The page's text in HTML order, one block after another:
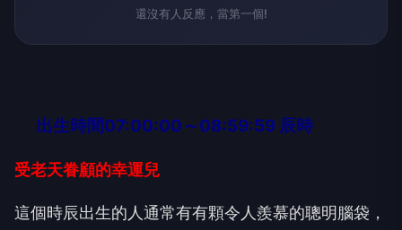
還沒有人反應，當第一個!
出生時間07:00:00～08:59:59 辰時
受老天眷顧的幸運兒
這個時辰出生的人通常有有顆令人羨慕的聰明腦袋，